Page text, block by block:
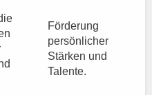
Förderung
persönlicher
Stärken und
Talente.